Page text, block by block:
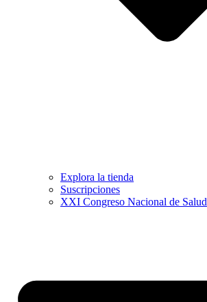
Explora la tienda
Suscripciones
XXI Congreso Nacional de Salud